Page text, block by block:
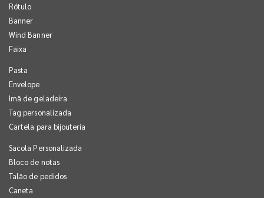
Rótulo
Banner
Wind Banner
Faixa
Pasta
Envelope
Imã de geladeira
Tag personalizada
Cartela para bijouteria
Sacola Personalizada
Bloco de notas
Talão de pedidos
Caneta